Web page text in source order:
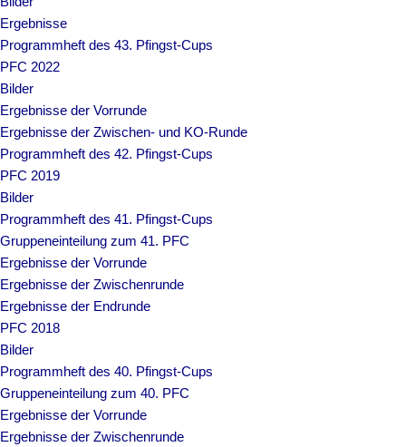
Ergebnisse
Programmheft des 43. Pfingst-Cups
PFC 2022
Bilder
Ergebnisse der Vorrunde
Ergebnisse der Zwischen- und KO-Runde
Programmheft des 42. Pfingst-Cups
PFC 2019
Bilder
Programmheft des 41. Pfingst-Cups
Gruppeneinteilung zum 41. PFC
Ergebnisse der Vorrunde
Ergebnisse der Zwischenrunde
Ergebnisse der Endrunde
PFC 2018
Bilder
Programmheft des 40. Pfingst-Cups
Gruppeneinteilung zum 40. PFC
Ergebnisse der Vorrunde
Ergebnisse der Zwischenrunde